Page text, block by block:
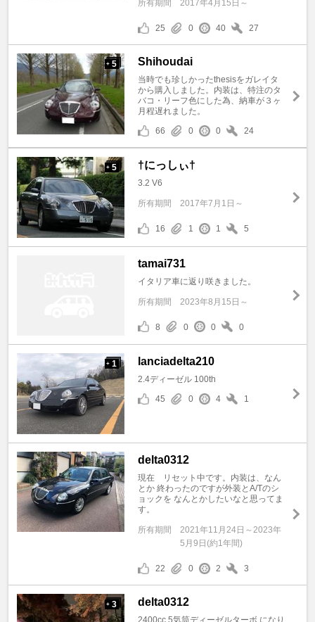
所有期間
2017年4月15日～
25 0 40 27
+ 5 Shihoudai
当時でも珍しかったthesisをガレイタ
から購入しました。内装は、特注のタ
バコ・リーフ色にした為、納車が３ヶ
月程遅れました。
66
0 0 24
+ 5 †にっしぃ†
3.2 V6
所有期間 2017年7月1日～
16 1 1 5
tamai731
イタリア車に返り咲きました。
所有期間 2023年8月15日～
8 0 0 0
+ 1 lanciadelta210
2.4ディーゼル 100th
45
0 4 1
delta0312
現在 リセット中です。内装は、なん
とか 終わったのですが外装とA/Tのシ
ョックを なんとかしたいなと思ってま
す。
所有期間
2021年11月24日～2023年
5月9日(約1年間)
22 0 2 3
+ 3 delta0312
2400cc 5気筒ディーゼルターボ になり